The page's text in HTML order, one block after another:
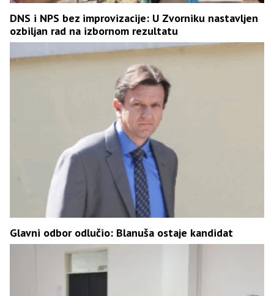
DNS i NPS bez improvizacije: U Zvorniku nastavljen
ozbiljan rad na izbornom rezultatu
Glavni odbor odlučio: Blanuša ostaje kandidat